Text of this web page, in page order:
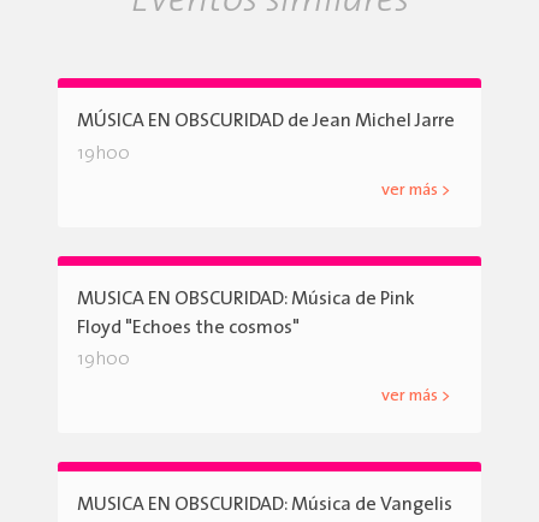
MÚSICA EN OBSCURIDAD de Jean Michel Jarre
19h00
ver más >
MUSICA EN OBSCURIDAD: Música de Pink
Floyd "Echoes the cosmos"
19h00
ver más >
MUSICA EN OBSCURIDAD: Música de Vangelis